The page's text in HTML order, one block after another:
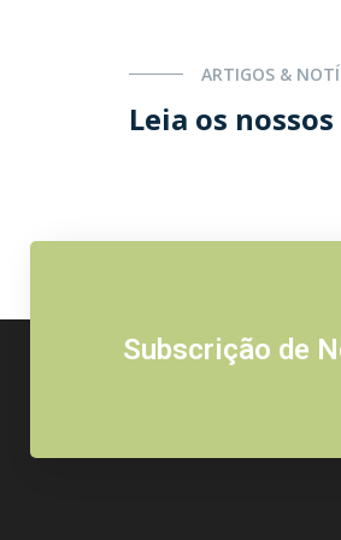
ARTIGOS &
Leia os nossos
Subscrição de